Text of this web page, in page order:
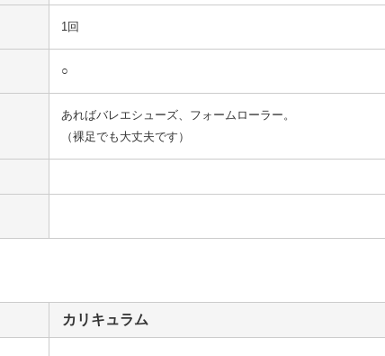
1回
○
あればバレエシューズ、フォームローラー。
（裸足でも大丈夫です）
カリキュラム